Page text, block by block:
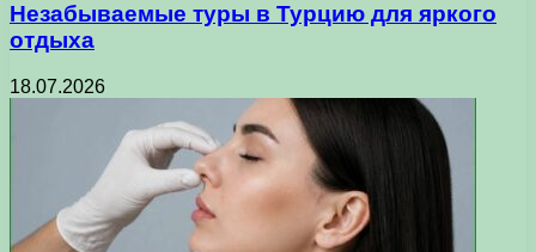
Незабываемые туры в Турцию для яркого
отдыха
18.07.2026